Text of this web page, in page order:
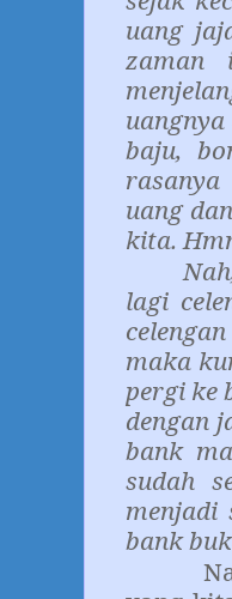
uang
zaman
baju,
uang
kita.
lagi
maka
pergi ke
dengan
bank
sudah
menjadi
bank